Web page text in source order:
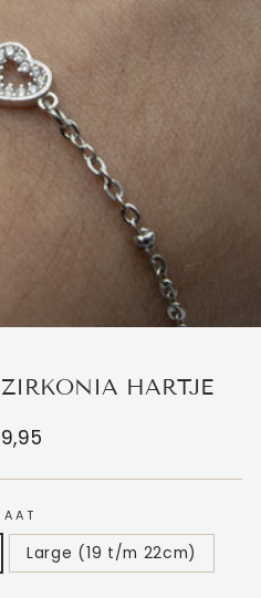
HARTJE
Large (19 t/m 22cm)